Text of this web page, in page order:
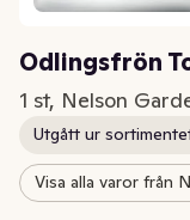
Odlingsfrön
1 st, Nelson
Utgått ur
Visa alla varor från